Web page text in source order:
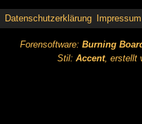
Datenschutzerklärung Impressum
Forensoftware: Burning
Stil: Accent, erstellt